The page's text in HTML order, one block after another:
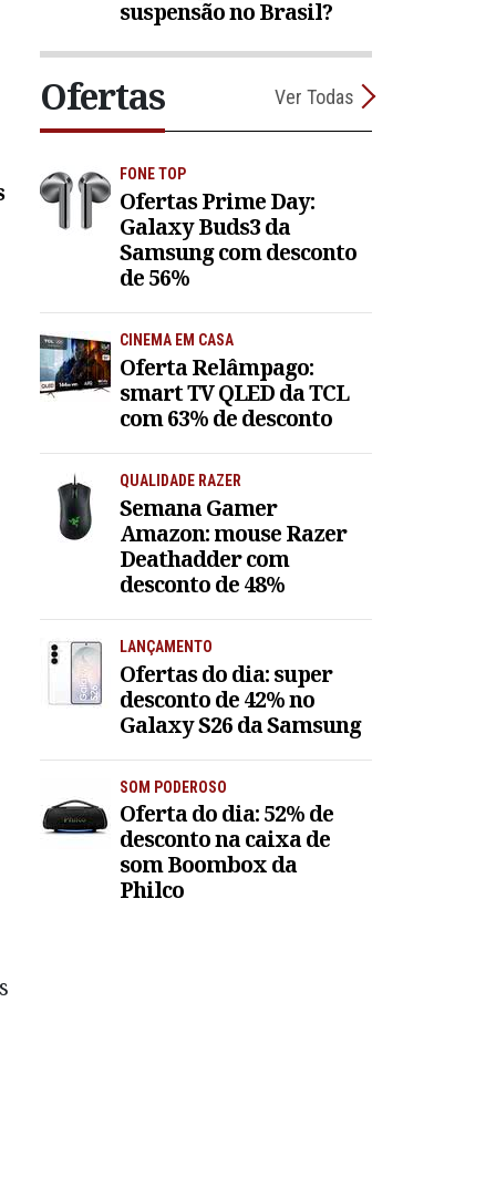
suspensão no Brasil?
Ofertas Ver Todas
FONE TOP
Ofertas Prime Day:
Galaxy Buds3 da
Samsung com desconto
de 56%
CINEMA EM CASA
Oferta Relâmpago:
smart TV QLED da TCL
com 63% de desconto
QUALIDADE RAZER
Semana Gamer
Amazon: mouse Razer
Deathadder com
desconto de 48%
LANÇAMENTO
Ofertas do dia: super
desconto de 42% no
Galaxy S26 da Samsung
SOM PODEROSO
Oferta do dia: 52% de
desconto na caixa de
som Boombox da
Philco